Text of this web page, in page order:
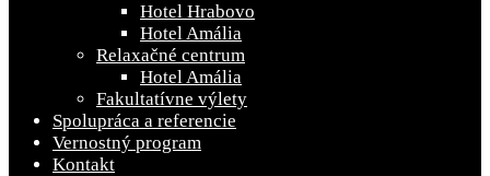
Hotel Hrabovo
Hotel Amália
Relaxačné centrum
Hotel Amália
Fakultatívne výlety
Spolupráca a referencie
Vernostný program
Kontakt